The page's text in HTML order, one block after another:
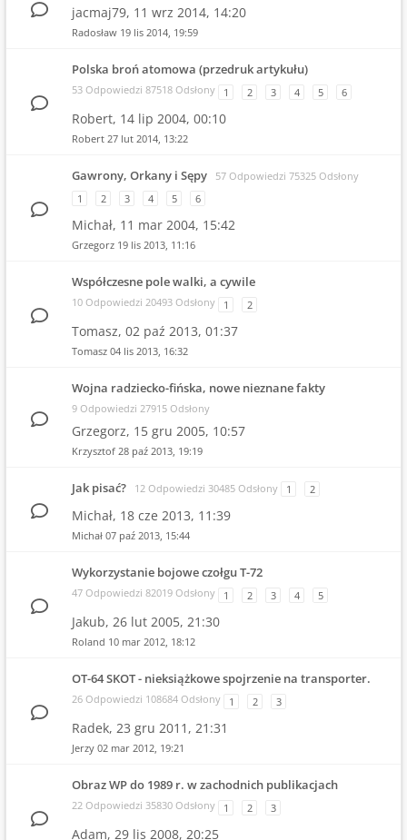
jacmaj79, 11 wrz 2014, 14:20
Radosław 19 lis 2014, 19:59
Polska broń atomowa (przedruk artykułu)
53 Odpowiedzi 87518 Odsłony 1 2 3 4 5 6
Robert, 14 lip 2004, 00:10
Robert 27 lut 2014, 13:22
Gawrony, Orkany i Sępy
57 Odpowiedzi 75325 Odsłony
1
2 3 4 5 6
Michał, 11 mar 2004, 15:42
Grzegorz 19 lis 2013, 11:16
Współczesne pole walki, a cywile
10 Odpowiedzi 20493 Odsłony 1 2
Tomasz, 02 paź 2013, 01:37
Tomasz 04 lis 2013, 16:32
Wojna radziecko-fińska, nowe nieznane fakty
9 Odpowiedzi 27915 Odsłony
Grzegorz, 15 gru 2005, 10:57
Krzysztof 28 paź 2013, 19:19
Jak pisać? 12 Odpowiedzi 30485 Odsłony 1 2
Michał, 18 cze 2013, 11:39
Michał 07 paź 2013, 15:44
Wykorzystanie bojowe czołgu T-72
47 Odpowiedzi 82019 Odsłony 1 2 3 4 5
Jakub, 26 lut 2005, 21:30
Roland 10 mar 2012, 18:12
OT-64 SKOT - nieksiążkowe spojrzenie na transporter.
26 Odpowiedzi 108684 Odsłony 1 2 3
Radek, 23 gru 2011, 21:31
Jerzy 02 mar 2012, 19:21
Obraz WP do 1989 r. w zachodnich publikacjach
22 Odpowiedzi 35830 Odsłony 1 2 3
Adam, 29 lis 2008, 20:25